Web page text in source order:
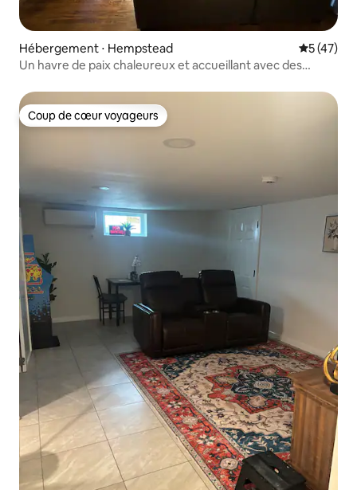
Hébergement ⋅ Hempstead
5 (47)
Un havre de paix chaleureux et accueillant avec des
Coup de cœur voyageurs
Coup de cœur voyageurs